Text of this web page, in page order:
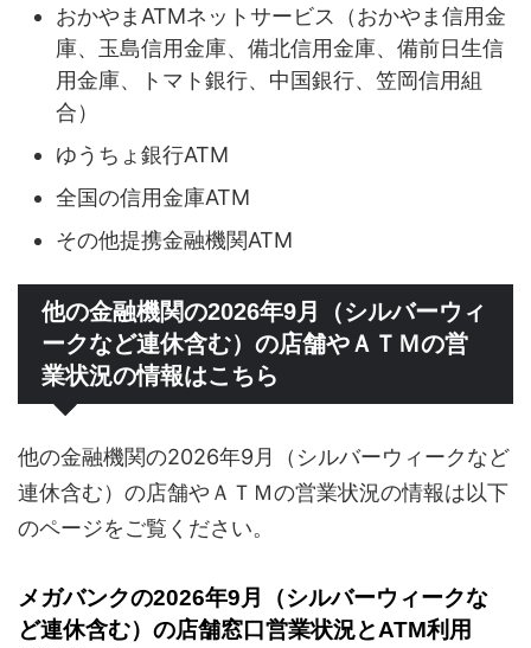
おかやまATMネットサービス（おかやま信用金
庫、玉島信用金庫、備北信用金庫、備前日生信
用金庫、トマト銀行、中国銀行、笠岡信用組
合）
ゆうちょ銀行ATM
全国の信用金庫ATM
その他提携金融機関ATM
他の金融機関の2026年9月（シルバーウィ
ークなど連休含む）の店舗やＡＴＭの営
業状況の情報はこちら
他の金融機関の2026年9月（シルバーウィークなど
連休含む）の店舗やＡＴＭの営業状況の情報は以下
のページをご覧ください。
メガバンクの2026年9月（シルバーウィークな
ど連休含む）の店舗窓口営業状況とATM利用